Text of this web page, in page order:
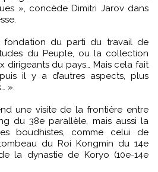
», concède Dimitri Jarov dans
du parti du travail de
du Peuple, ou la collection
dirigeants du pays… Mais cela fait
il y a d’autres aspects, plus
».
une visite de la frontière entre
du 38e parallèle, mais aussi la
boudhistes, comme celui de
du Roi Kongmin du 14e
la dynastie de Koryo (10e-14e